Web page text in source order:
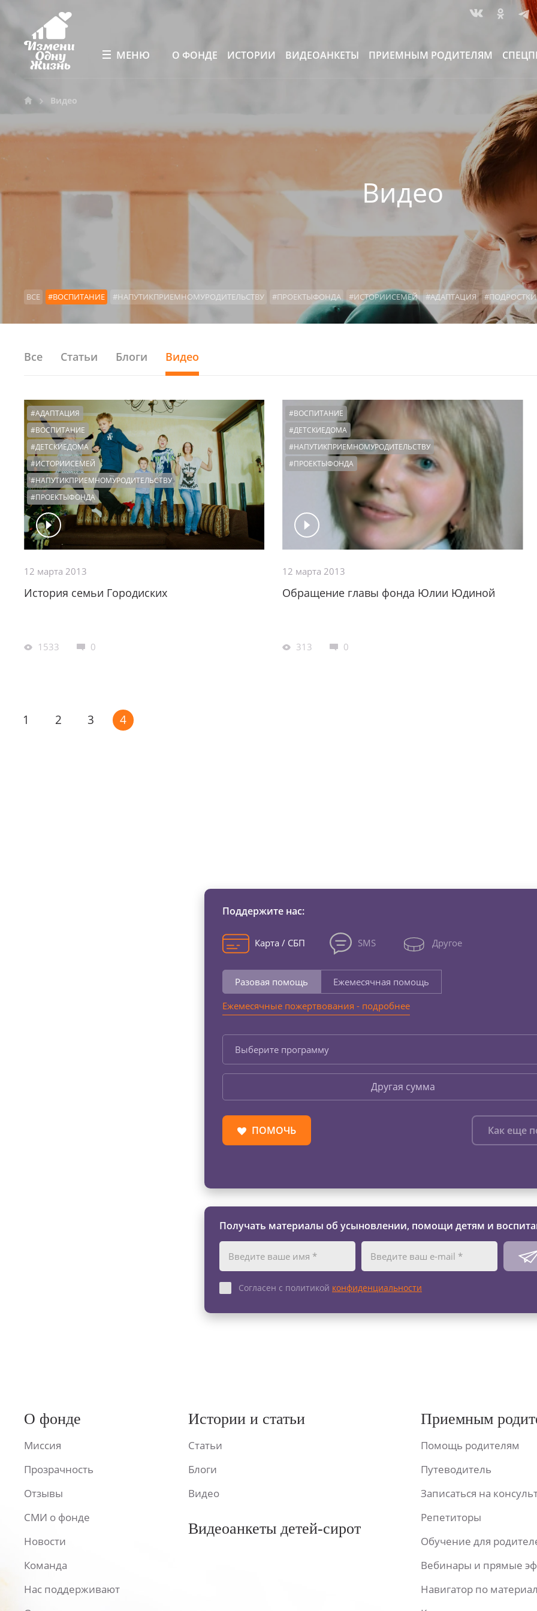
МЕНЮ О ФОНДЕ ИСТОРИИ ВИДЕОАНКЕТЫ ПРИЕМНЫМ РОДИТЕЛЯМ
Видео
Видео
ВСЕ #ВОСПИТАНИЕ #НАПУТИКПРИЕМНОМУРОДИТЕЛЬСТВУ #ПРОЕКТЫФОНДА #ИСТОРИИСЕМЕЙ #АДАПТАЦИЯ #ПОДРОСТКИ
#ОСОБЫЕДЕТИ #ОФОНДЕ #НАШАВИДЕОАНКЕТА #КРОВНЫЕРОДСТВЕННИКИ
#ИНОСТРАННОЕУСЫНОВЛЕНИЕ
#ОРГАНЫОПЕКИ #ПРЯМОЙЭФИР #ВОЗВРАТЫ #ТАЙНАУСЫНОВЛЕНИЯ
Все Статьи Блоги Видео
#АДАПТАЦИЯ
#ВОСПИТАНИЕ
#ДЕТСКИЕДОМА
#ИСТОРИИСЕМЕЙ
#НАПУТИКПРИЕМНОМУРОДИТЕЛЬСТВУ
#ПРОЕКТЫФОНДА
12 марта 2013
История семьи Городиских
1533 0
#ВОСПИТАНИЕ
#ДЕТСКИЕДОМА
#НАПУТИКПРИЕМНОМУРОДИТЕЛЬСТВУ
#ПРОЕКТЫФОНДА
12 марта 2013
Обращение главы фонда Юлии Юдиной
313 0
1 2 3 4
Поддержите нас:
Карта / СБП SMS Другое
Разовая помощь
Ежемесячная помощь
Ежемесячные пожертвования - подробнее
Выберите программу
Другая сумма
ПОМОЧЬ Как еще
Получать материалы об усыновлении, помощи детям и
Согласен с политикой конфиденциальности
О фонде
Миссия
Прозрачность
Отзывы
СМИ о фонде
Новости
Команда
Нас поддерживают
Истории и статьи
Статьи
Блоги
Видео
Видеоанкеты детей-сирот
Приемным
Помощь родителям
Путеводитель
Записаться на
Репетиторы
Обучение для
Вебинары и прямые
Навигатор по